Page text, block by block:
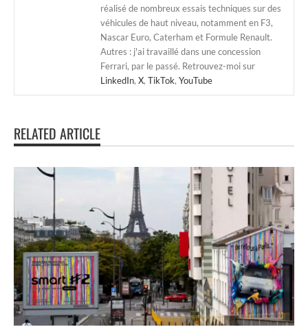
réalisé de nombreux essais techniques sur des
véhicules de haut niveau, notamment en F3,
Nascar Euro, Caterham et Formule Renault.
Autres : j'ai travaillé dans une concession
Ferrari, par le passé. Retrouvez-moi sur
LinkedIn, X, TikTok, YouTube
RELATED ARTICLE